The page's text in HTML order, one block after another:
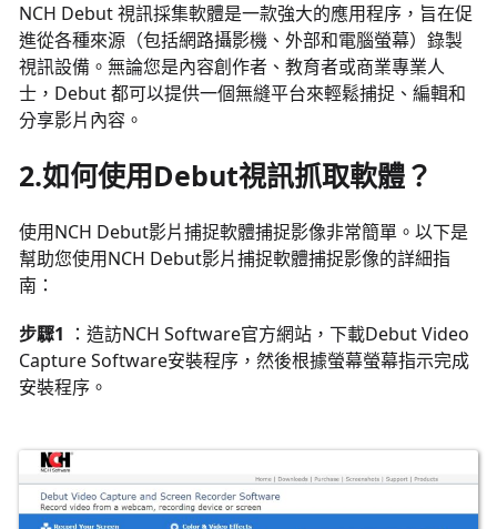
NCH Debut 視訊採集軟體是一款強大的應用程序，旨在促
進從各種來源（包括網路攝影機、外部和電腦螢幕）錄製
視訊設備。無論您是內容創作者、教育者或商業專業人
士，Debut 都可以提供一個無縫平台來輕鬆捕捉、編輯和
分享影片內容。
2.如何使用Debut視訊抓取軟體？
使用NCH Debut影片捕捉軟體捕捉影像非常簡單。以下是
幫助您使用NCH Debut影片捕捉軟體捕捉影像的詳細指
南：
步驟1 ：造訪NCH Software官方網站，下載Debut Video
Capture Software安裝程序，然後根據螢幕螢幕指示完成
安裝程序。